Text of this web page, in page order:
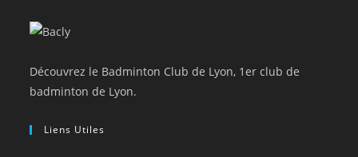
Découvrez le Badminton Club de Lyon, 1er club de
badminton de Lyon.
Liens Utiles